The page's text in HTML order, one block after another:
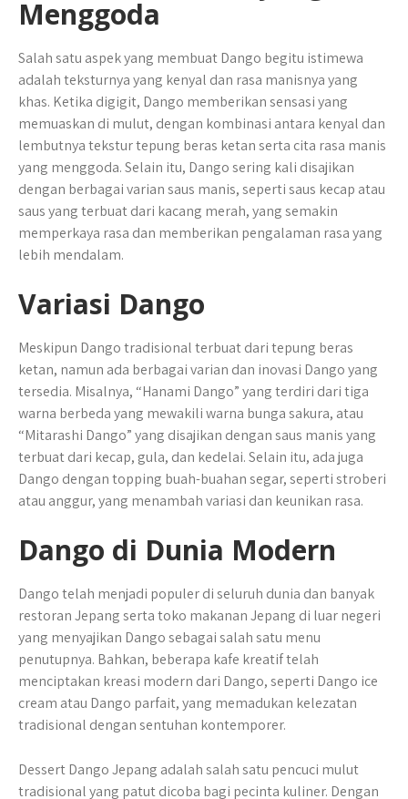
Menggoda
Salah satu aspek yang membuat Dango begitu istimewa
adalah teksturnya yang kenyal dan rasa manisnya yang
khas. Ketika digigit, Dango memberikan sensasi yang
memuaskan di mulut, dengan kombinasi antara kenyal dan
lembutnya tekstur tepung beras ketan serta cita rasa manis
yang menggoda. Selain itu, Dango sering kali disajikan
dengan berbagai varian saus manis, seperti saus kecap atau
saus yang terbuat dari kacang merah, yang semakin
memperkaya rasa dan memberikan pengalaman rasa yang
lebih mendalam.
Variasi Dango
Meskipun Dango tradisional terbuat dari tepung beras
ketan, namun ada berbagai varian dan inovasi Dango yang
tersedia. Misalnya, “Hanami Dango” yang terdiri dari tiga
warna berbeda yang mewakili warna bunga sakura, atau
“Mitarashi Dango” yang disajikan dengan saus manis yang
terbuat dari kecap, gula, dan kedelai. Selain itu, ada juga
Dango dengan topping buah-buahan segar, seperti stroberi
atau anggur, yang menambah variasi dan keunikan rasa.
Dango di Dunia Modern
Dango telah menjadi populer di seluruh dunia dan banyak
restoran Jepang serta toko makanan Jepang di luar negeri
yang menyajikan Dango sebagai salah satu menu
penutupnya. Bahkan, beberapa kafe kreatif telah
menciptakan kreasi modern dari Dango, seperti Dango ice
cream atau Dango parfait, yang memadukan kelezatan
tradisional dengan sentuhan kontemporer.
Dessert Dango Jepang adalah salah satu pencuci mulut
tradisional yang patut dicoba bagi pecinta kuliner. Dengan